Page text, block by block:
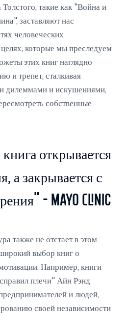
такие как "Война и
заставляют нас
человеческих
которые мы преследуем
этих книг наглядно
и трепет, сталкивая
дилеммами и искушениями,
собственные
открывается
а закрывается с
- Mayo Clinic
также не отстает в этом
выбор книг о
Например, книги
плечи" Айн Рэнд
и людей,
своей независимости